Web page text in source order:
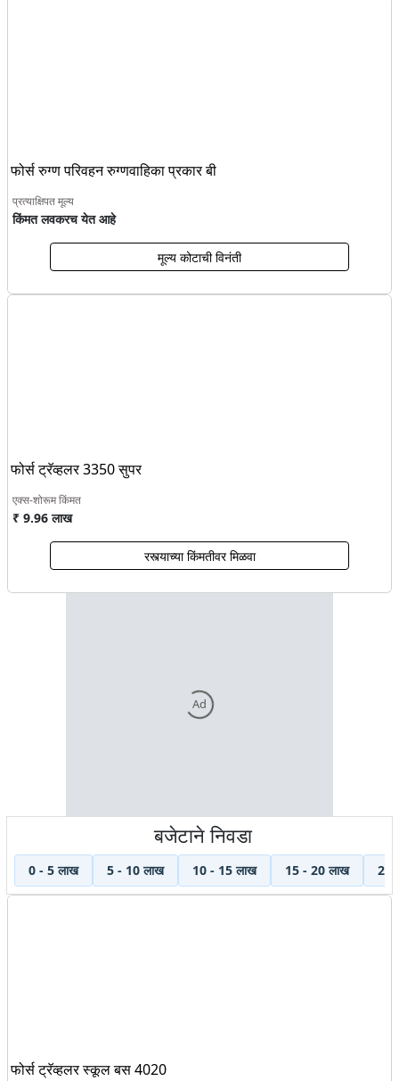
फोर्स रुग्ण परिवहन रुग्णवाहिका प्रकार बी
प्रत्याक्षिपत मूल्य
किंमत लवकरच येत आहे
मूल्य कोटाची विनंती
फोर्स ट्रॅव्हलर 3350 सुपर
एक्स-शोरूम किंमत
₹ 9.96 लाख
रस्त्याच्या किंमतीवर मिळवा
Ad
बजेटाने निवडा
0 - 5 लाख 5 - 10 लाख 10 - 15 लाख 15 - 20 लाख 20
फोर्स ट्रॅव्हलर स्कूल बस 4020